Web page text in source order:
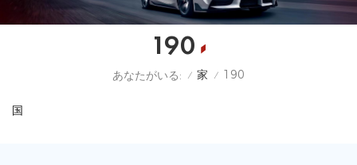
190
あなたがいる: / 家 / 190
国